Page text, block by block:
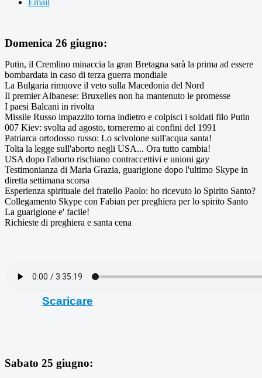
Domenica 26 giugno:
Putin, il Cremlino minaccia la gran Bretagna sarà la prima ad essere
bombardata in caso di terza guerra mondiale
La Bulgaria rimuove il veto sulla Macedonia del Nord
Il premier Albanese: Bruxelles non ha mantenuto le promesse
I paesi Balcani in rivolta
Missile Russo impazzito torna indietro e colpisci i soldati filo Putin
007 Kiev: svolta ad agosto, torneremo ai confini del 1991
Patriarca ortodosso russo: Lo scivolone sull'acqua santa!
Tolta la legge sull'aborto negli USA... Ora tutto cambia!
USA dopo l'aborto rischiano contraccettivi e unioni gay
Testimonianza di Maria Grazia, guarigione dopo l'ultimo Skype in
diretta settimana scorsa
Esperienza spirituale del fratello Paolo: ho ricevuto lo Spirito Santo?
Collegamento Skype con Fabian per preghiera per lo spirito Santo
La guarigione e' facile!
Richieste di preghiera e santa cena
Scaricare
Sabato 25 giugno: